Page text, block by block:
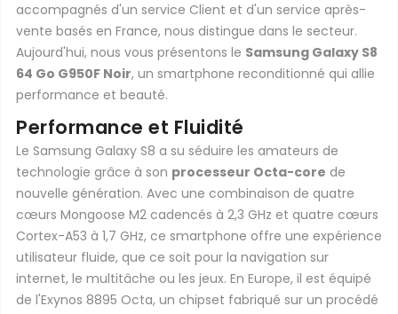
accompagnés d'un service Client et d'un service après-
vente basés en France, nous distingue dans le secteur.
Aujourd'hui, nous vous présentons le Samsung Galaxy S8
64 Go G950F Noir, un smartphone reconditionné qui allie
performance et beauté.
Performance et Fluidité
Le Samsung Galaxy S8 a su séduire les amateurs de
technologie grâce à son processeur Octa-core de
nouvelle génération. Avec une combinaison de quatre
cœurs Mongoose M2 cadencés à 2,3 GHz et quatre cœurs
Cortex-A53 à 1,7 GHz, ce smartphone offre une expérience
utilisateur fluide, que ce soit pour la navigation sur
internet, le multitâche ou les jeux. En Europe, il est équipé
de l'Exynos 8895 Octa, un chipset fabriqué sur un procédé